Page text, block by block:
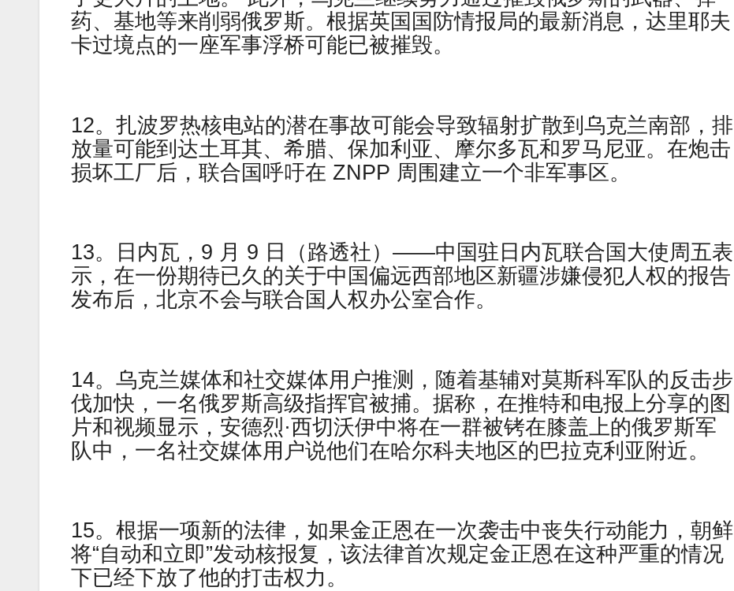
药、基地等来削弱俄罗斯。根据英国国防情报局的最新消息，达里耶夫
卡过境点的一座军事浮桥可能已被摧毁。
12。扎波罗热核电站的潜在事故可能会导致辐射扩散到乌克兰南部，排
放量可能到达土耳其、希腊、保加利亚、摩尔多瓦和罗马尼亚。在炮击
损坏工厂后，联合国呼吁在 ZNPP 周围建立一个非军事区。
13。日内瓦，9 月 9 日（路透社）——中国驻日内瓦联合国大使周五表
示，在一份期待已久的关于中国偏远西部地区新疆涉嫌侵犯人权的报告
发布后，北京不会与联合国人权办公室合作。
14。乌克兰媒体和社交媒体用户推测，随着基辅对莫斯科军队的反击步
伐加快，一名俄罗斯高级指挥官被捕。据称，在推特和电报上分享的图
片和视频显示，安德烈·西切沃伊中将在一群被铐在膝盖上的俄罗斯军
队中，一名社交媒体用户说他们在哈尔科夫地区的巴拉克利亚附近。
15。根据一项新的法律，如果金正恩在一次袭击中丧失行动能力，朝鲜
将“自动和立即”发动核报复，该法律首次规定金正恩在这种严重的情况
下已经下放了他的打击权力。